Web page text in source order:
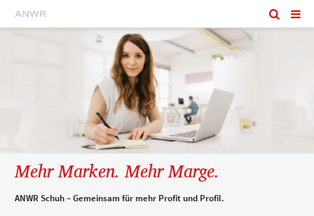
Mehr Marken. Mehr Marge.
ANWR Schuh – Gemeinsam für mehr Profit und Profil.